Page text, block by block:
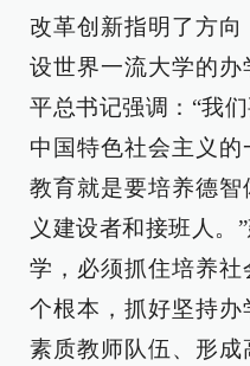
改革创新指明了方
设世界一流大学的
平总书记强调：“我
中国特色社会主义的
教育就是要培养德
义建设者和接班人。
学，必须抓住培养
个根本，抓好坚持
素质教师队伍、形成